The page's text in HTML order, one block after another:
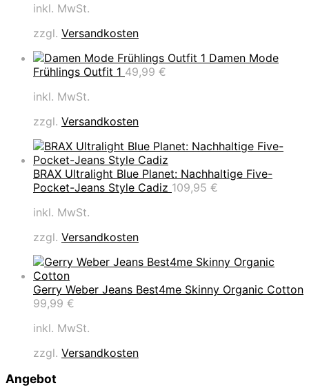
inkl. MwSt.
zzgl. Versandkosten
Damen Mode
Frühlings Outfit 1 49,99 €
inkl. MwSt.
zzgl. Versandkosten
BRAX Ultralight Blue Planet: Nachhaltige Five-
Pocket-Jeans Style Cadiz 109,95 €
inkl. MwSt.
zzgl. Versandkosten
Gerry Weber Jeans Best4me Skinny Organic Cotton
99,99 €
inkl. MwSt.
zzgl. Versandkosten
Angebot